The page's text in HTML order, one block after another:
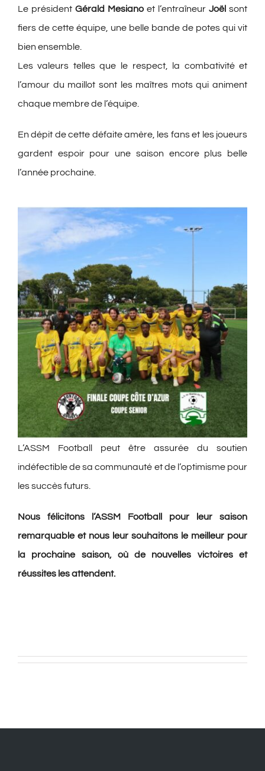
Le président Gérald Mesianoet l’entraîneurJoël sont
fiers de cette équipe, une belle bande de potes qui vit
bien ensemble.
Les valeurs telles que le respect, la combativité et
l’amour du maillot sont les maîtres mots qui animent
chaque membre de l’équipe.
En dépit de cette défaite amère, les fans et les joueurs
gardent espoir pour une saison encore plus belle
l’année prochaine.
L’ASSM Football peut être assurée du soutien
indéfectible de sa communauté et de l’optimisme pour
les succès futurs.
Nous félicitons l’ASSM Football pour leur saison
remarquable et nous leur souhaitons le meilleur pour
la prochaine saison, où de nouvelles victoires et
réussites les attendent.